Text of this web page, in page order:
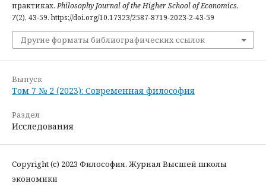
практиках.Philosophy Journal of the Higher School of Economics,
7(2), 43-59. https://doi.org/10.17323/2587-8719-2023-2-43-59
Другие форматы библиографических ссылок
Выпуск
Том 7 № 2 (2023): Современная философия
Раздел
Исследования
Copyright (c) 2023 Философия. Журнал Высшей школы
экономики